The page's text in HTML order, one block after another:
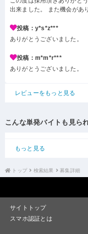
出来ました。 また機会があ
投稿：y*s*z***
ありがとうございました。
投稿：m*m*r***
ありがとうございました。
レビューをもっと見る
こんな単発バイトも見ら
もっと見る
トップ 検索結果 募集詳細
サイトトップ
スマホ認証とは